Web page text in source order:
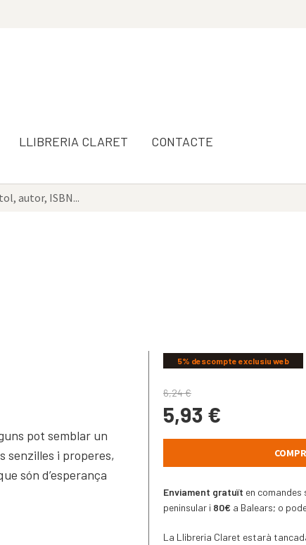
LLIBRERIA CLARET CONTACTE
5% descompte exclusiu web
6,24€
5,93 €
Enviament gratuït en comandes
peninsular i 80€ a Balears; o
La Llibreria Claret estarà
pot semblar un
senzilles i properes,
són d’esperança